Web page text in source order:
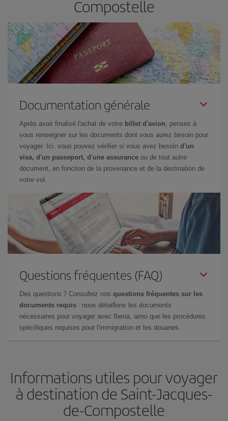
Compostelle
Documentation générale
Après avoir finalisé l'achat de votre billet d'avion, pensez à
vous renseigner sur les documents dont vous aurez besoin pour
voyager. Ici, vous pouvez vérifier si vous avez besoin d'un
visa, d'un passeport, d'une assurance ou de tout autre
document, en fonction de la provenance et de la destination de
votre vol.
Questions fréquentes (FAQ)
Des questions ? Consultez nos questions fréquentes sur les
documents requis : nous détaillons les documents
nécessaires pour voyager avec Iberia, ainsi que les procédures
spécifiques requises pour l'immigration et les douanes.
Informations utiles pour voyager
à destination de Saint-Jacques-
de-Compostelle